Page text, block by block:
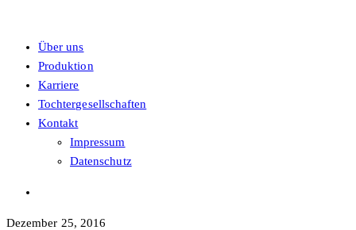
Über uns
Produktion
Karriere
Tochtergesellschaften
Kontakt
Impressum
Datenschutz
Dezember 25, 2016